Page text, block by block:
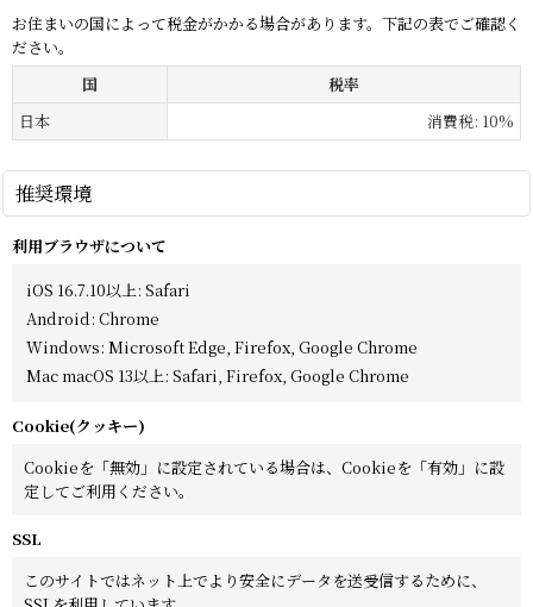
お住まいの国によって税金がかかる場合があります。下記の表でご確認く
ださい。
国
税率
日本
消費税: 10%
推奨環境
利用ブラウザについて
iOS 16.7.10以上: Safari
Android: Chrome
Windows: Microsoft Edge, Firefox, Google Chrome
Mac macOS 13以上: Safari, Firefox, Google Chrome
Cookie(クッキー)
Cookieを「無効」に設定されている場合は、Cookieを「有効」に設
定してご利用ください。
SSL
このサイトではネット上でより安全にデータを送受信するために、